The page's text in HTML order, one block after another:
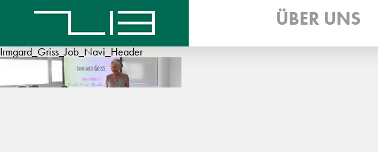
ÜBER UNS
Irmgard_Griss_Job_Navi_Header